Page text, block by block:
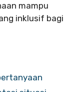
mampu
inklusif bagi